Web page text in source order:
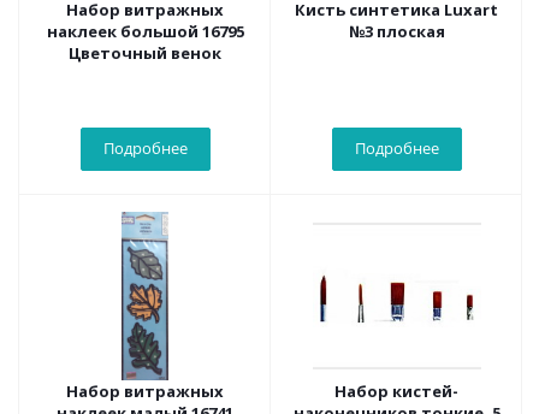
Набор витражных
наклеек большой 16795
Цветочный венок
Подробнее
Кисть синтетика Luxart
№3 плоская
Подробнее
Набор витражных
Набор кистей-